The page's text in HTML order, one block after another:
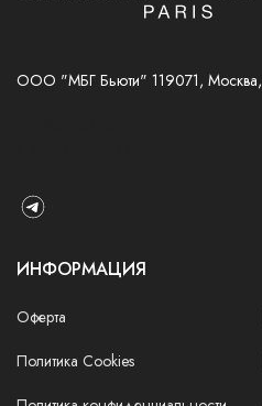
ООО "МБГ Бьюти" 119071, Москва,
ИНФОРМАЦИЯ
Оферта
Политика Cookies